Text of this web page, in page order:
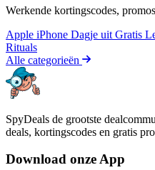
Werkende kortingscodes,
Apple iPhone Dagje uit Gratis
Rituals
Alle categorieën
SpyDeals de grootste
deals, kortingscodes en gratis
Download onze App